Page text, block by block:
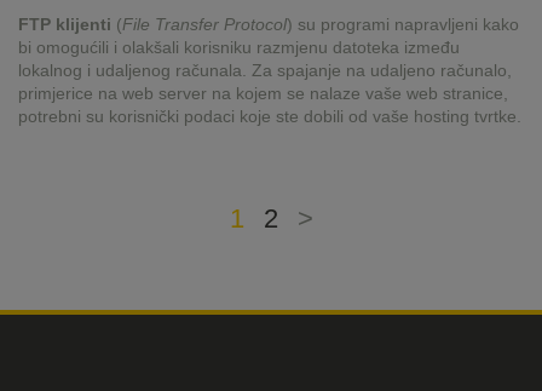
FTP klijenti (File Transfer Protocol) su programi napravljeni kako
bi omogućili i olakšali korisniku razmjenu datoteka između
lokalnog i udaljenog računala. Za spajanje na udaljeno računalo,
primjerice na web server na kojem se nalaze vaše web stranice,
potrebni su korisnički podaci koje ste dobili od vaše hosting tvrtke.
1 2 >